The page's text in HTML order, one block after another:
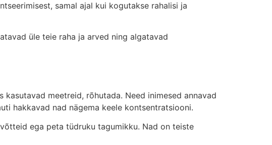
samal ajal kui kogutakse rahalisi ja
üle teie raha ja arved ning algatavad
meetreid, rõhutada. Need inimesed annavad
hakkavad nad nägema keele kontsentratsiooni.
ega peta tüdruku tagumikku. Nad on teiste